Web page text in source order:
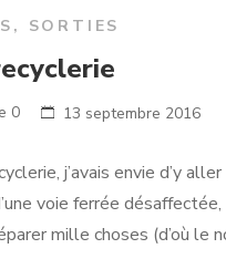
, SORTIES
0 13 septembre 2016
j’avais envie d’y
voie ferrée
mille choses (d’où le